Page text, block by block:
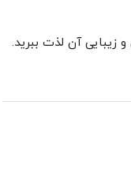
زیبایی آن لذت ببرید.